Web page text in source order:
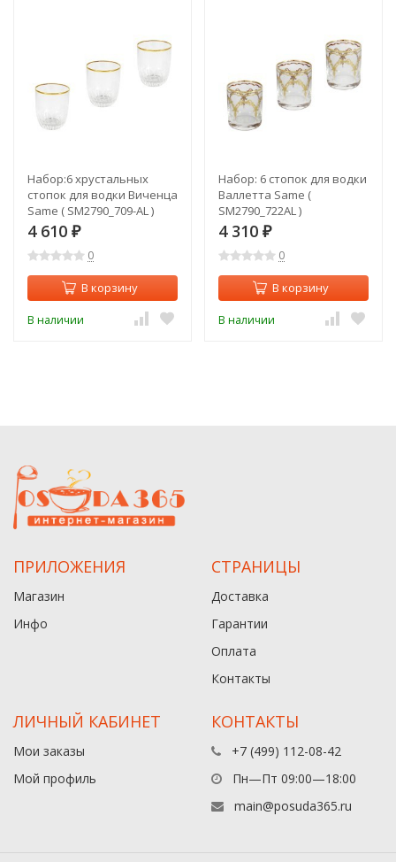
Набор:6 хрустальных
стопок для водки Виченца
Same ( SM2790_709-AL )
4 610 ₽
0
В корзину
В наличии
Набор: 6 стопок для водки
Валлетта Same (
SM2790_722AL )
4 310 ₽
0
В корзину
В наличии
ПРИЛОЖЕНИЯ
Магазин
Инфо
СТРАНИЦЫ
Доставка
Гарантии
Оплата
Контакты
ЛИЧНЫЙ КАБИНЕТ
Мои заказы
Мой профиль
КОНТАКТЫ
+7 (499) 112-08-42
Пн—Пт 09:00—18:00
main@posuda365.ru